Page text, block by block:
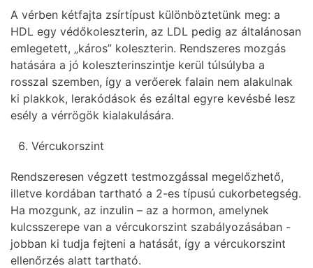
A vérben kétfajta zsírtípust különböztetünk meg: a
HDL egy védőkoleszterin, az LDL pedig az általánosan
emlegetett, „káros” koleszterin. Rendszeres mozgás
hatására a jó koleszterinszintje kerül túlsúlyba a
rosszal szemben, így a verőerek falain nem alakulnak
ki plakkok, lerakódások és ezáltal egyre kevésbé lesz
esély a vérrögök kialakulására.
Vércukorszint
Rendszeresen végzett testmozgással megelőzhető,
illetve kordában tartható a 2-es típusú cukorbetegség.
Ha mozgunk, az inzulin – az a hormon, amelynek
kulcsszerepe van a vércukorszint szabályozásában -
jobban ki tudja fejteni a hatását, így a vércukorszint
ellenőrzés alatt tartható.